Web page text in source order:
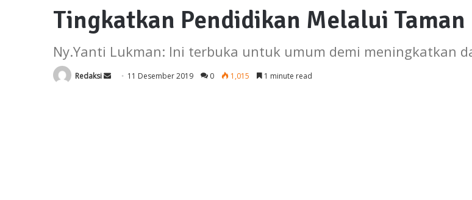
Tingkatkan Pendidikan Melalui Taman
Ny.Yanti Lukman: Ini terbuka untuk umum demi meningkatkan
Redaksi
Send 11 Desember 2019 0 1,015 1 minute read